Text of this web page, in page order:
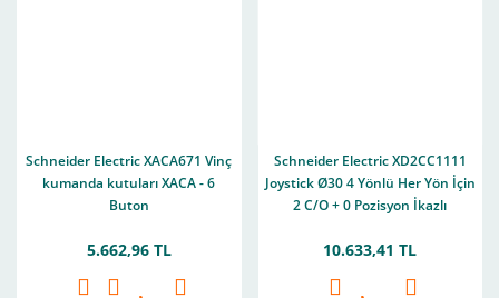
Schneider Electric XACA671 Vinç
kumanda kutuları XACA - 6
Buton
5.662,96 TL
Schneider Electric XD2CC1111
Joystick Ø30 4 Yönlü Her Yön İçin
2 C/O + 0 Pozisyon İkazlı
10.633,41 TL